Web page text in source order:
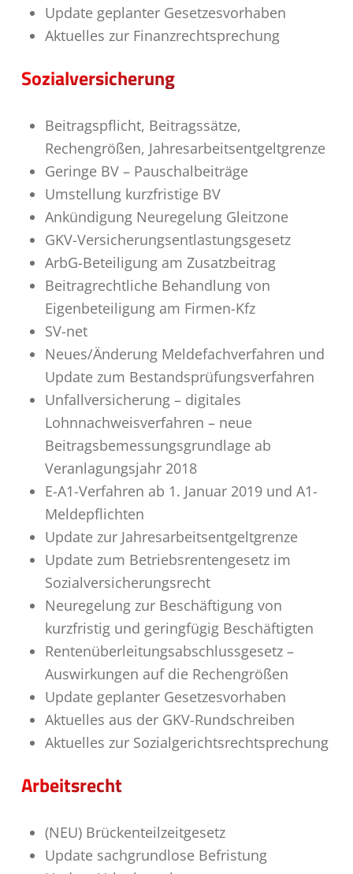
Update geplanter Gesetzesvorhaben
Aktuelles zur Finanzrechtsprechung
Sozialversicherung
Beitragspflicht, Beitragssätze,
Rechengrößen, Jahresarbeitsentgeltgrenze
Geringe BV – Pauschalbeiträge
Umstellung kurzfristige BV
Ankündigung Neuregelung Gleitzone
GKV-Versicherungsentlastungsgesetz
ArbG-Beteiligung am Zusatzbeitrag
Beitragrechtliche Behandlung von
Eigenbeteiligung am Firmen-Kfz
SV-net
Neues/Änderung Meldefachverfahren und
Update zum Bestandsprüfungsverfahren
Unfallversicherung – digitales
Lohnnachweisverfahren – neue
Beitragsbemessungsgrundlage ab
Veranlagungsjahr 2018
E-A1-Verfahren ab 1. Januar 2019 und A1-
Meldepflichten
Update zur Jahresarbeitsentgeltgrenze
Update zum Betriebsrentengesetz im
Sozialversicherungsrecht
Neuregelung zur Beschäftigung von
kurzfristig und geringfügig Beschäftigten
Rentenüberleitungsabschlussgesetz –
Auswirkungen auf die Rechengrößen
Update geplanter Gesetzesvorhaben
Aktuelles aus der GKV-Rundschreiben
Aktuelles zur Sozialgerichtsrechtsprechung
Arbeitsrecht
(NEU) Brückenteilzeitgesetz
Update sachgrundlose Befristung